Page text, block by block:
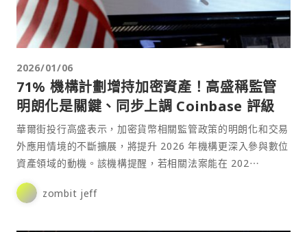
2026/01/06
71% 機構計劃增持加密資產！高盛稱監管
明朗化是關鍵、同步上調 Coinbase 評級
華爾街投行高盛表示，加密貨幣相關監管政策的明朗化和交易
外應用情境的不斷擴展，將提升 2026 年機構更深入參與數位
資產領域的動機。該機構提醒，若相關法案能在 202⋯
zombit jeff